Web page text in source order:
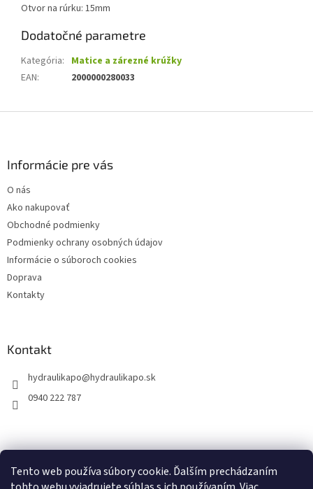
Tento web používa súbory cookie. Ďalším prechádzaním
Otvor na rúrku: 15mm
Dodatočné parametre
Kategória: Matice a zárezné krúžky
EAN: 2000000280033
Informácie pre vás
O nás
Ako nakupovať
Obchodné podmienky
Podmienky ochrany osobných údajov
Informácie o súboroch cookies
Doprava
Kontakty
Kontakt
hydraulikapo@hydraulikapo.sk
0940 222 787